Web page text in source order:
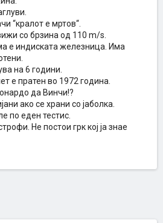
“кралот е мртов“.
со брзина од 110 m/s.
е индиската железница. Има
на 6 години.
е пратен во 1972 година.
да Винчи!?
ако се храни со јаболка.
по еден тестис.
Не постои грк кој ја знае